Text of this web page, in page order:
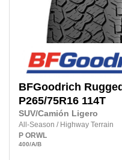
BFGoodrich
P265/75R16 114T
SUV/Camión Ligero
All-Season / Highway Terrain
P ORWL
400/A/B